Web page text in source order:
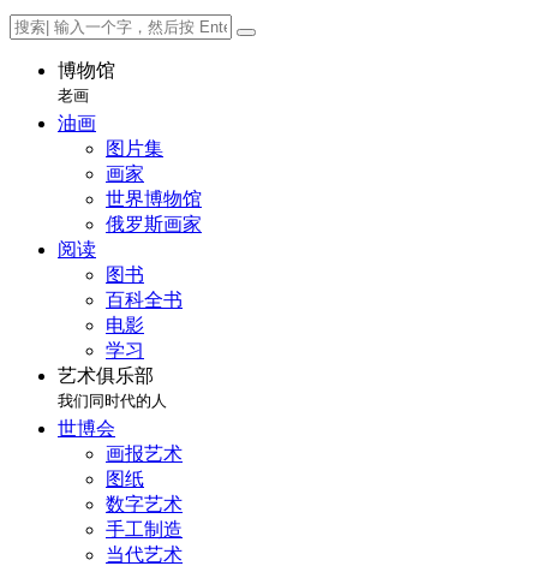
博物馆
老画
油画
图片集
画家
世界博物馆
俄罗斯画家
阅读
图书
百科全书
电影
学习
艺术俱乐部
我们同时代的人
世博会
画报艺术
图纸
数字艺术
手工制造
当代艺术